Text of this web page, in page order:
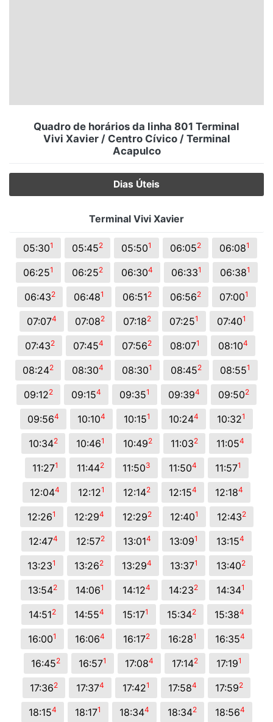
Quadro de horários da linha 801 Terminal
Vivi Xavier / Centro Cívico / Terminal
Acapulco
Dias Úteis
Terminal Vivi Xavier
05:301 05:452 05:501 06:052 06:081
06:251 06:252 06:304 06:331 06:381
06:432 06:481 06:512 06:562 07:001
07:074 07:082 07:182 07:251 07:401
07:432 07:454 07:562 08:071 08:104
08:242 08:304 08:301 08:452 08:551
09:122 09:154 09:351 09:394 09:502
09:564 10:104 10:151 10:244 10:321
10:342 10:461 10:492 11:032 11:054
11:271 11:442 11:503 11:504 11:571
12:044 12:121 12:142 12:154 12:184
12:261 12:294 12:292 12:401 12:432
12:474 12:572 13:014 13:091 13:154
13:231 13:262 13:294 13:371 13:402
13:542 14:061 14:124 14:232 14:341
14:512 14:554 15:171 15:342 15:384
16:001 16:064 16:172 16:281 16:354
16:452 16:571 17:084 17:142 17:191
17:362 17:374 17:421 17:584 17:592
18:154 18:171 18:344 18:342 18:564